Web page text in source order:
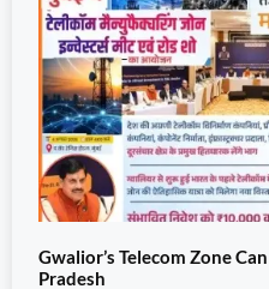
Gwalior’s Telecom Zone
Pradesh